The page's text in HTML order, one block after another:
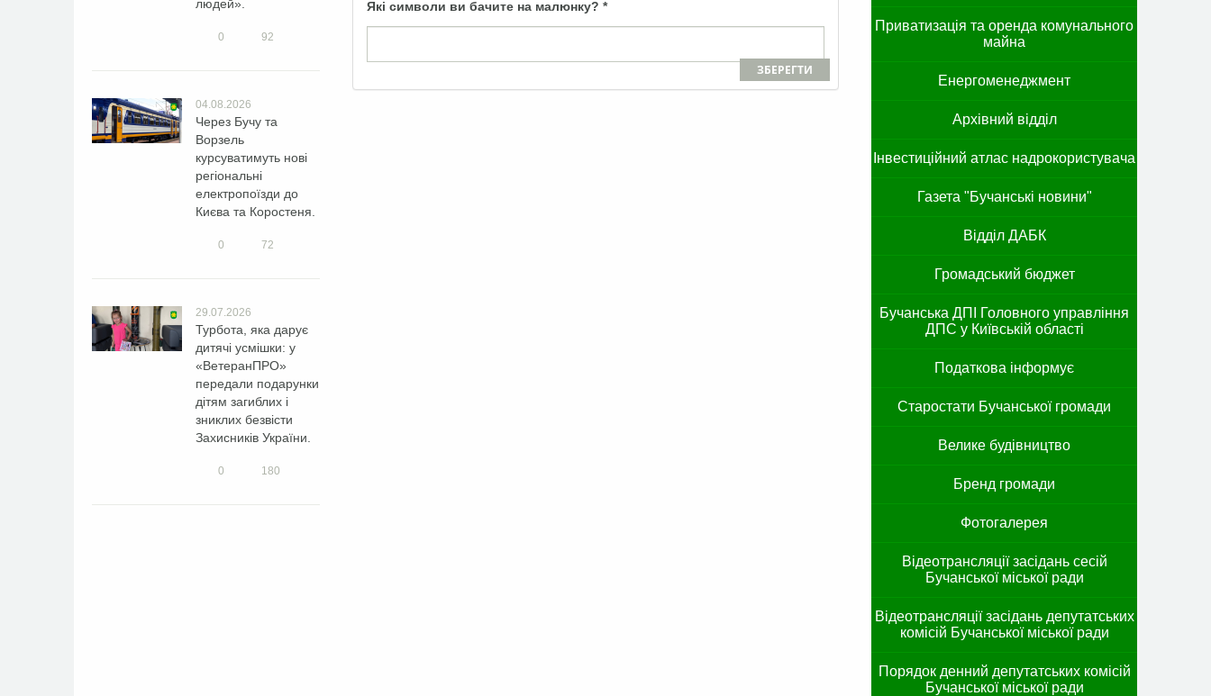
людей».
0 92
04.08.2026
Через Бучу та
Ворзель
курсуватимуть нові
регіональні
електропоїзди до
Києва та Коростеня.
0 72
29.07.2026
Турбота, яка дарує
дитячі усмішки: у
«ВетеранПРО»
передали подарунки
дітям загиблих і
зниклих безвісти
Захисників України.
0 180
Які символи ви бачите на малюнку? *
ЗБЕРЕГТИ
Приватизація та оренда комунального
майна
Енергоменеджмент
Архівний відділ
Інвестиційний атлас надрокористувача
Газета "Бучанські новини"
Відділ ДАБК
Громадський бюджет
Бучанська ДПІ Головного управління
ДПС у Київській області
Податкова інформує
Старостати Бучанської громади
Велике будівництво
Бренд громади
Фотогалерея
Відеотрансляції засідань сесій
Бучанської міської ради
Відеотрансляції засідань депутатських
комісій Бучанської міської ради
Порядок денний депутатських комісій
Бучанської міської ради